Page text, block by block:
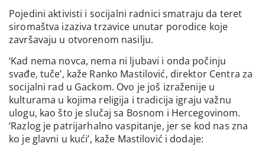
Pojedini aktivisti i socijalni radnici smatraju da teret
siromaštva izaziva trzavice unutar porodice koje
završavaju u otvorenom nasilju.
‘Kad nema novca, nema ni ljubavi i onda počinju
svađe, tuče’, kaže Ranko Mastilović, direktor Centra za
socijalni rad u Gackom. Ovo je još izraženije u
kulturama u kojima religija i tradicija igraju važnu
ulogu, kao što je slučaj sa Bosnom i Hercegovinom.
‘Razlog je patrijarhalno vaspitanje, jer se kod nas zna
ko je glavni u kući’, kaže Mastilović i dodaje: